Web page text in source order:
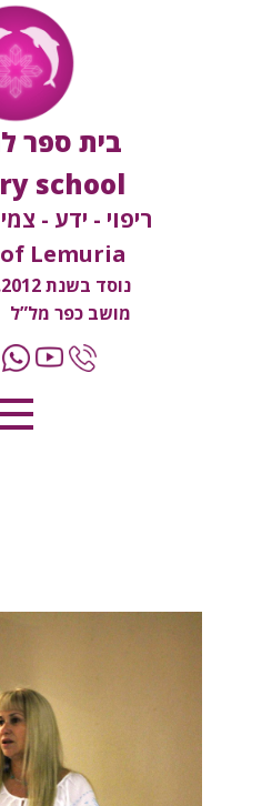
בית ספר
school
ריפוי - ידע -
Lemuria
מושב כפר מל”ל